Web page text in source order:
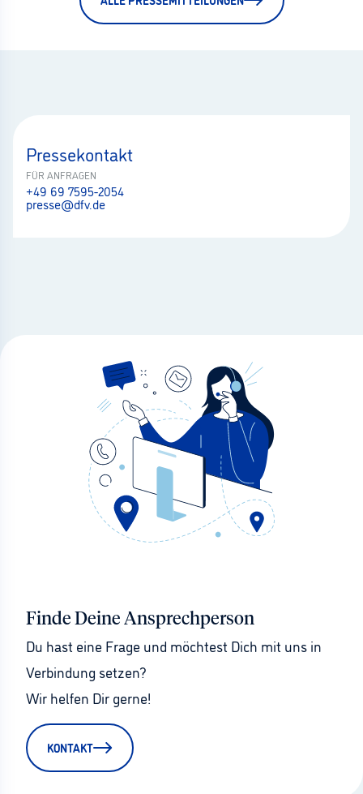
Pressekontakt
FÜR ANFRAGEN
+49 69 7595-2054
presse@dfv.de
Finde Deine Ansprechperson
Du hast eine Frage und möchtest Dich mit uns in
Verbindung setzen?
Wir helfen Dir gerne!
KONTAKT